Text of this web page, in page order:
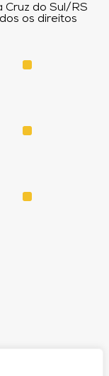
Cruz do Sul/RS
os direitos